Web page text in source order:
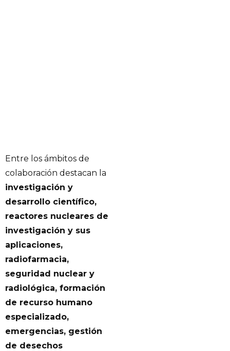
Entre los ámbitos de
colaboración destacan la
investigación y
desarrollo científico,
reactores nucleares de
investigación y sus
aplicaciones,
radiofarmacia,
seguridad nuclear y
radiológica, formación
de recurso humano
especializado,
emergencias, gestión
de desechos